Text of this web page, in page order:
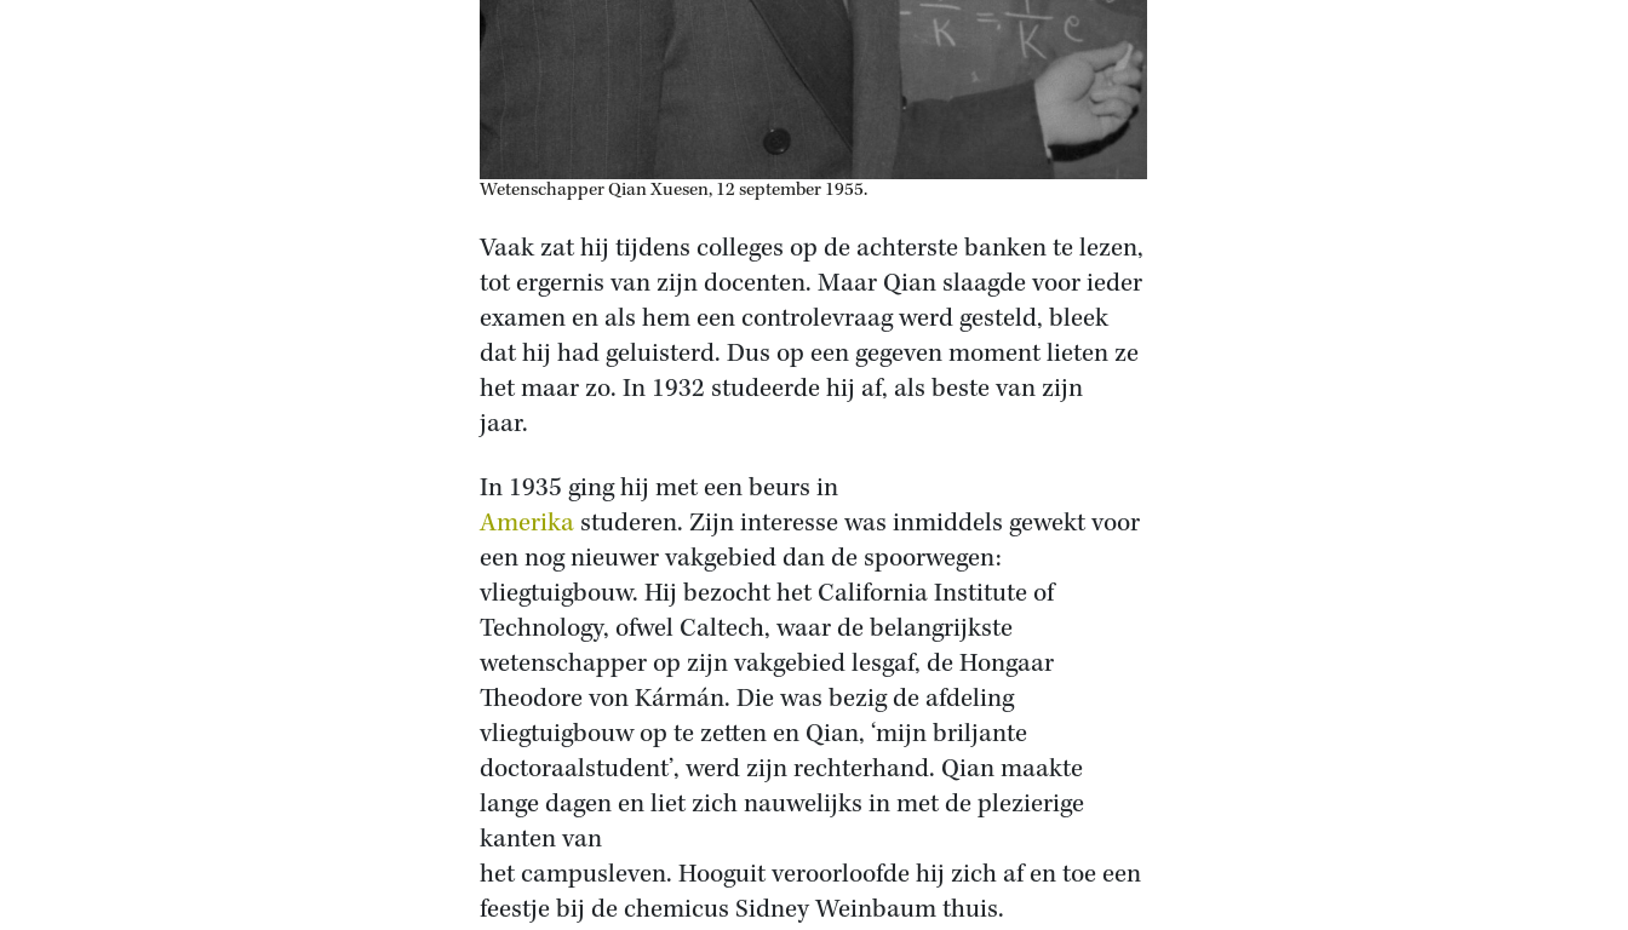
Wetenschapper Qian Xuesen, 12 september 1955.
Vaak zat hij tijdens colleges op de achterste banken te lezen,
tot ergernis van zijn docenten. Maar Qian slaagde voor ieder
examen en als hem een controlevraag werd gesteld, bleek
dat hij had geluisterd. Dus op een gegeven moment lieten ze
het maar zo. In 1932 studeerde hij af, als beste van zijn
jaar.
In 1935 ging hij met een beurs in
Amerika studeren. Zijn interesse was inmiddels gewekt voor
een nog nieuwer vakgebied dan de spoorwegen:
vliegtuigbouw. Hij bezocht het California Institute of
Technology, ofwel Caltech, waar de belangrijkste
wetenschapper op zijn vakgebied lesgaf, de Hongaar
Theodore von Kármán. Die was bezig de afdeling
vliegtuigbouw op te zetten en Qian, ‘mijn briljante
doctoraalstudent’, werd zijn rechterhand. Qian maakte
lange dagen en liet zich nauwelijks in met de plezierige
kanten van
het campusleven. Hooguit veroorloofde hij zich af en toe een
feestje bij de chemicus Sidney Weinbaum thuis.